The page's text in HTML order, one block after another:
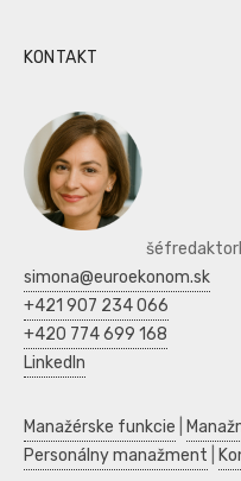
KONTAKT
simona@euroekonom.sk
+421 907 234 066
+420 774 699 168
LinkedIn
Manažérske funkcie
Personálny manažment